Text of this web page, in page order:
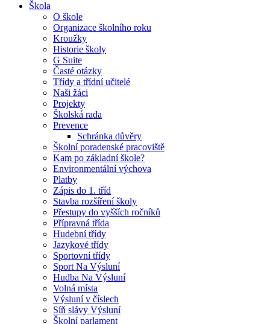
Škola
O škole
Organizace školního roku
Kroužky
Historie školy
G Suite
Časté otázky
Třídy a třídní učitelé
Naši žáci
Projekty
Školská rada
Prevence
Schránka důvěry
Školní poradenské pracoviště
Kam po základní škole?
Environmentální výchova
Platby
Zápis do 1. tříd
Stavba rozšíření školy
Přestupy do vyšších ročníků
Přípravná třída
Hudební třídy
Jazykové třídy
Sportovní třídy
Sport Na Výsluní
Hudba Na Výsluní
Volná místa
Výsluní v číslech
Síň slávy Výsluní
Školní parlament